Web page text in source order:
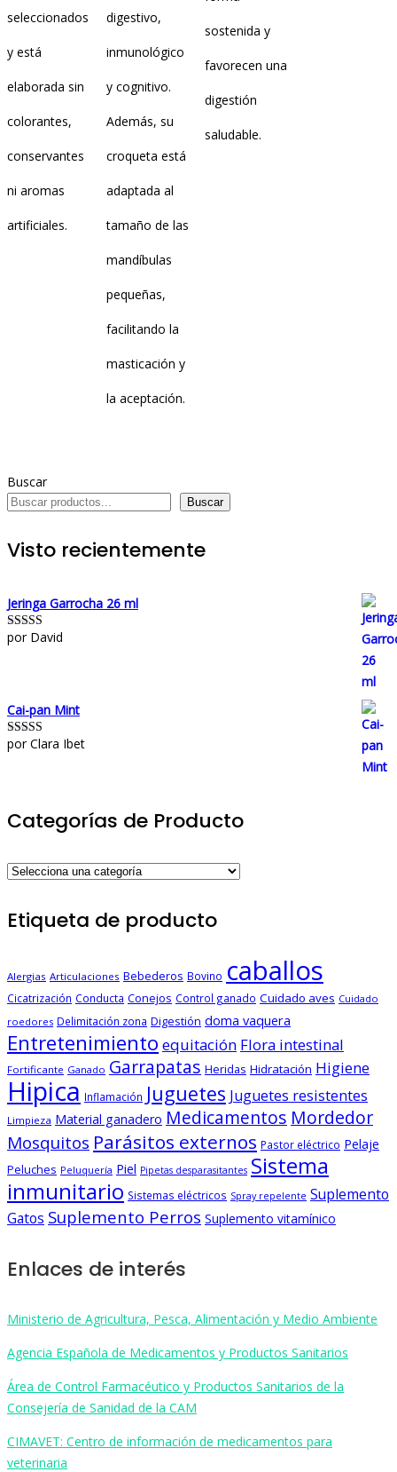
seleccionados
y está
elaborada sin
colorantes,
conservantes
ni aromas
artificiales.
digestivo,
inmunológico
y cognitivo.
Además, su
croqueta está
adaptada al
tamaño de las
mandíbulas
pequeñas,
facilitando la
masticación y
la aceptación.
sostenida y
favorecen una
digestión
saludable.
Buscar
Buscar
Visto recientemente
Jeringa Garrocha 26 ml
Valorado con
por David
Cai-pan Mint
Valorado con
por Clara Ibet
Categorías de Producto
Etiqueta de producto
Alergias Articulaciones Bebederos Bovino caballos
Cicatrización Conducta Conejos Control ganado Cuidado aves Cuidado
roedores Delimitación zona Digestión doma vaquera
Entretenimiento equitación Flora intestinal
Fortificante Ganado Garrapatas Heridas Hidratación Higiene
Hipica Inflamación Juguetes Juguetes resistentes
Limpieza Material ganadero Medicamentos Mordedor
Mosquitos Parásitos externos Pastor eléctrico Pelaje
Peluches Peluquería Piel Pipetas desparasitantes Sistema
inmunitario Sistemas eléctricos Spray repelente Suplemento
Gatos Suplemento Perros Suplemento vitamínico
Enlaces de interés
Ministerio de Agricultura, Pesca, Alimentación y Medio Ambiente
Agencia Española de Medicamentos y Productos Sanitarios
Área de Control Farmacéutico y Productos Sanitarios de la
Consejería de Sanidad de la CAM
CIMAVET: Centro de información de medicamentos para
veterinaria